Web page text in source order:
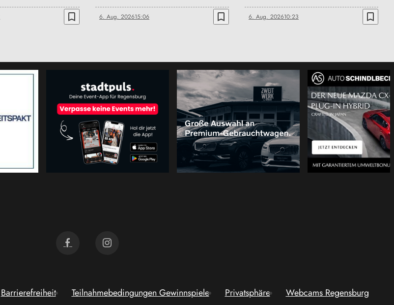
bookmark_border 6. Aug. 202615:06 bookmark_border 6. Aug. 202610:23 bookmark_border
Barrierefreiheit Teilnahmebedingungen Gewinnspiele Privatsphäre Webcams Regensburg